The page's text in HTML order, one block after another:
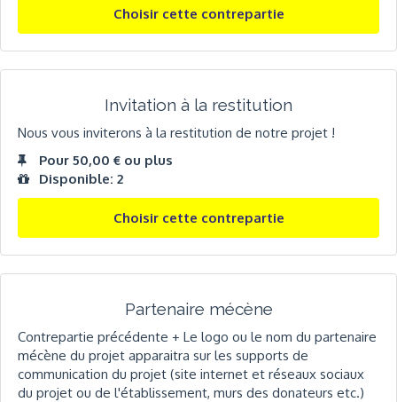
Choisir cette contrepartie
Invitation à la restitution
Nous vous inviterons à la restitution de notre projet !
Pour 50,00 € ou plus
Disponible: 2
Choisir cette contrepartie
Partenaire mécène
Contrepartie précédente + Le logo ou le nom du partenaire
mécène du projet apparaitra sur les supports de
communication du projet (site internet et réseaux sociaux
du projet ou de l'établissement, murs des donateurs etc.)